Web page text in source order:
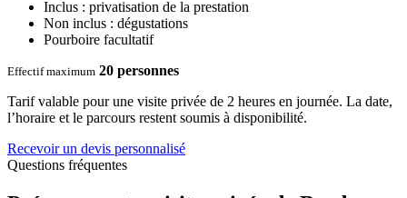
Tarif valable pour une visite privée de 2 heures en journée. La date,
l’horaire et le parcours restent soumis à disponibilité.
Questions fréquentes
Préparer votre visite privée de Bordeaux
Quelle est la durée de la visite privée ?